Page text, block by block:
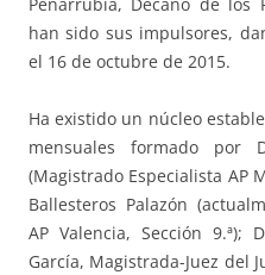
Peñarrubia, Decano de los
han sido sus impulsores,
el 16 de octubre de 2015.
Ha existido un núcleo
mensuales formado por
(Magistrado Especialista AP
Ballesteros Palazón
AP Valencia, Sección 9.ª);
García, Magistrada-Juez del